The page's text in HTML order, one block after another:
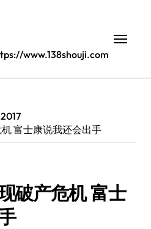
www.138shouji.com
2017
富士康说我还会出手
破产危机 富士